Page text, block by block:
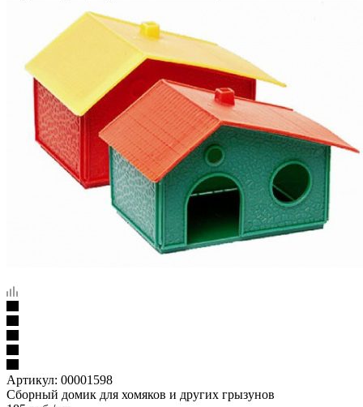
Артикул: 00001598
Сборный домик для хомяков и других грызунов